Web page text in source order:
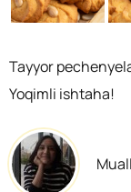
Tayyor
Yoqimli ishtaha!